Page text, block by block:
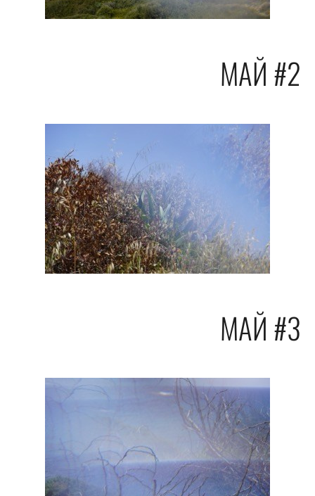
МАЙ #2
МАЙ #3